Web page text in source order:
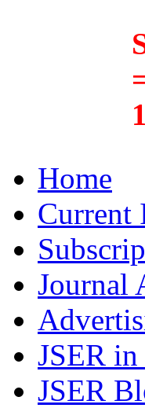
Home
Current
Journal
JSER in
JSER